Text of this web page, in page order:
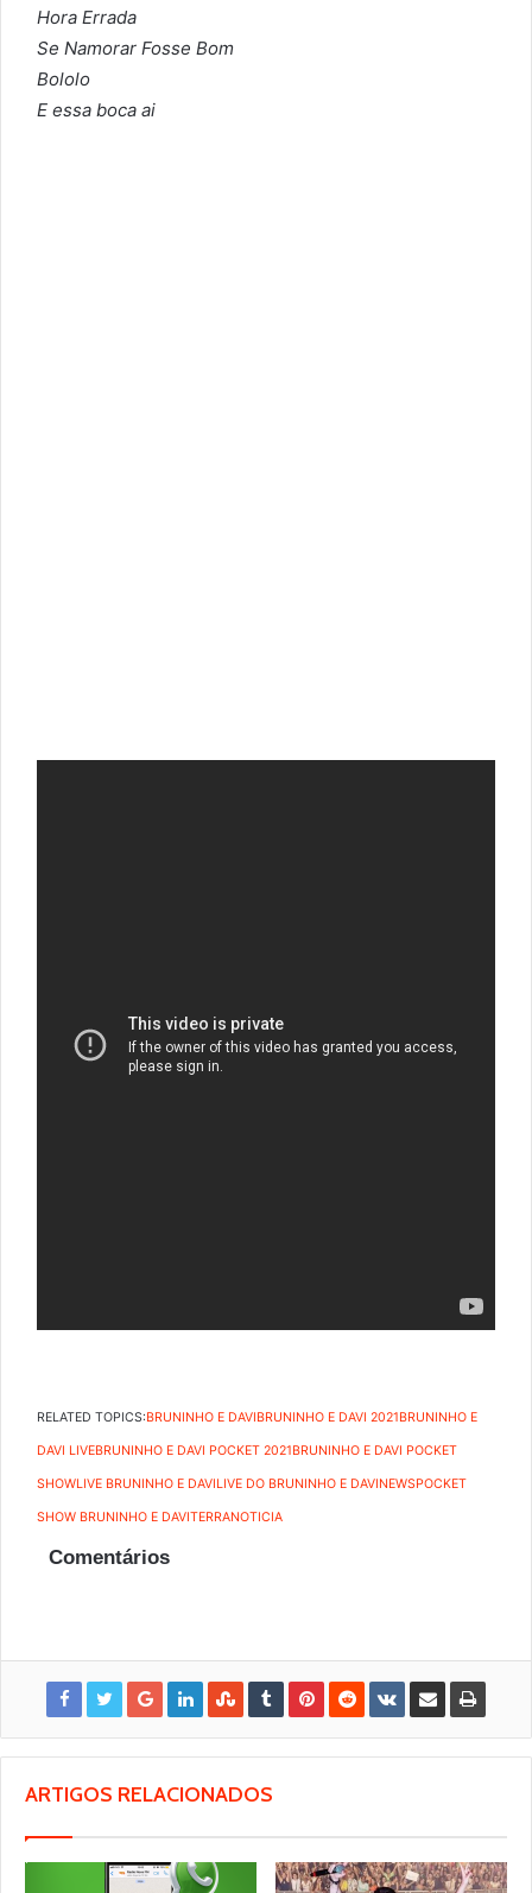
Hora Errada
Se Namorar Fosse Bom
Bololo
E essa boca ai
RELATED TOPICS:BRUNINHO E DAVIBRUNINHO E DAVI 2021BRUNINHO E
DAVI LIVEBRUNINHO E DAVI POCKET 2021BRUNINHO E DAVI POCKET
SHOWLIVE BRUNINHO E DAVILIVE DO BRUNINHO E DAVINEWSPOCKET
SHOW BRUNINHO E DAVITERRANOTICIA
Comentários
ARTIGOS RELACIONADOS